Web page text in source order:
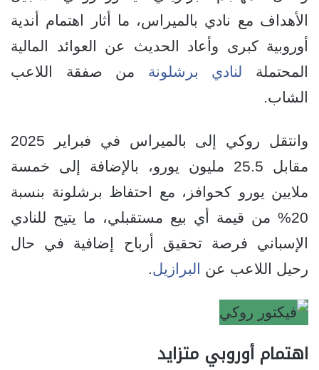
الأهداف مع نادي بالميراس، ما أثار اهتمام أندية
أوروبية كبرى وأعاد الحديث عن العوائد المالية
المحتملة لنادي برشلونة من صفقة اللاعب
الشاب.
وانتقل روكي إلى بالميراس في فبراير 2025
مقابل 25.5 مليون يورو، بالإضافة إلى خمسة
ملايين يورو كحوافز، مع احتفاظ برشلونة بنسبة
20% من قيمة أي بيع مستقبلي، ما يتيح للنادي
الإسباني فرصة تحقيق أرباح إضافية في حال
رحيل اللاعب عن
البرازيل.
اهتمام أوروبي متزايد